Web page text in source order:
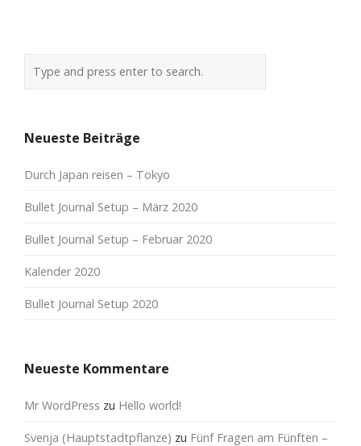
Neueste Beiträge
Durch Japan reisen – Tokyo
Bullet Journal Setup – März 2020
Bullet Journal Setup – Februar 2020
Kalender 2020
Bullet Journal Setup 2020
Neueste Kommentare
Mr WordPress zu Hello world!
Svenja (Hauptstadtpflanze) zu Fünf Fragen am Fünften –